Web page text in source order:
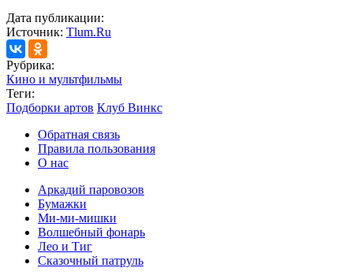
Дата публикации:
Источник: Tlum.Ru
Рубрика:
Кино и мультфильмы
Теги:
Подборки артов Клуб Винкс
Обратная связь
Правила пользования
О нас
Аркадий паровозов
Бумажки
Ми-ми-мишки
Волшебный фонарь
Лео и Тиг
Сказочный патруль